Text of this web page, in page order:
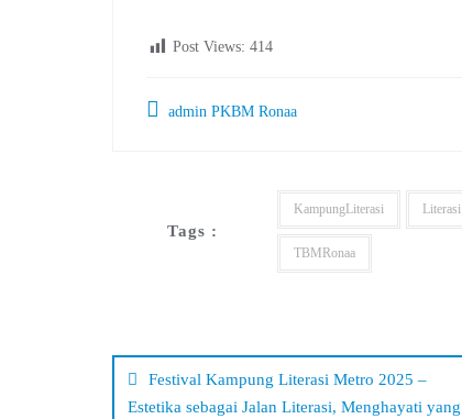
Post Views: 414
admin PKBM Ronaa
Tags :
KampungLiterasi Literasi
TBMRonaa
Navigasi
pos
Festival Kampung Literasi Metro 2025 –
Estetika sebagai Jalan Literasi, Menghayati yang